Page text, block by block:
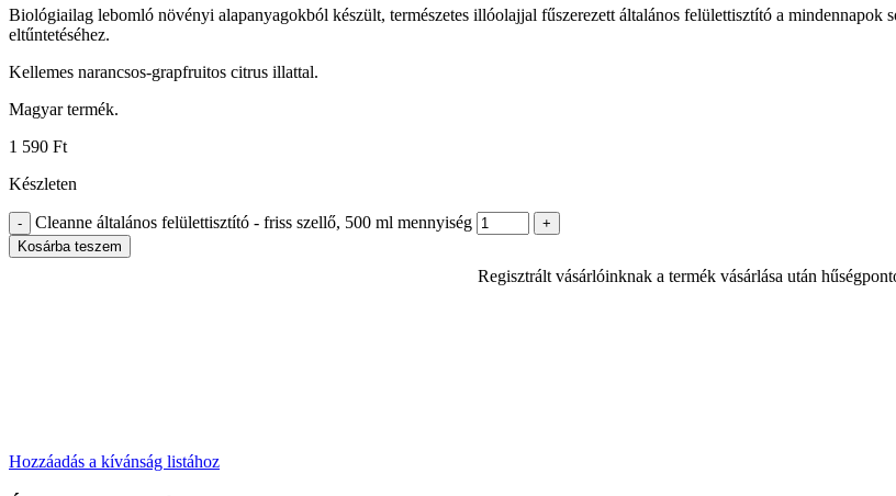
Biológiailag lebomló növényi alapanyagokból készült, természetes illóolajjal fűszerezett általános felülettisztító a mindennapok
eltűntetéséhez.
Kellemes narancsos-grapfruitos citrus illattal.
Magyar termék.
1 590 Ft
Készleten
Cleanne általános felülettisztító - friss szellő, 500 ml mennyiség
Kosárba teszem
Regisztrált vásárlóinknak a termék vásárlása után
Hozzáadás a kívánság listához